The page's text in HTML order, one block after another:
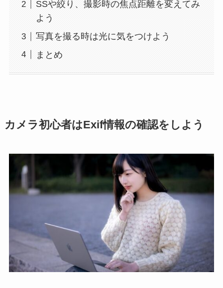
SSや絞り、撮影時の焦点距離を変えてみ
よう
写真を撮る時は光に気をつけよう
まとめ
カメラ初心者はExif情報の確認をしよう